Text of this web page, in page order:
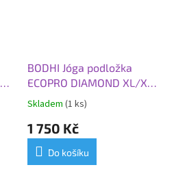
BODHI Jóga podložka
ECOPRO DIAMOND XL/XW,
200 x 66 x 0,6 cm, zelená
Skladem (1 ks)
1 750 Kč
Do košíku